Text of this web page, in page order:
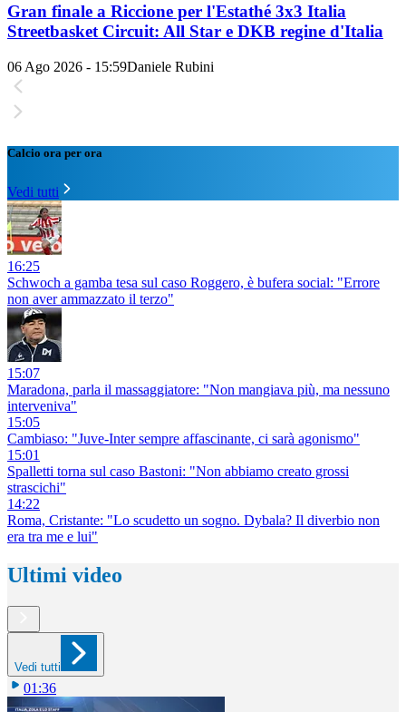
Gran finale a Riccione per l'Estathé 3x3 Italia
Streetbasket Circuit: All Star e DKB regine d'Italia
06 Ago 2026 - 15:59Daniele Rubini
Calcio ora per ora
Vedi tutti
16:25
Schwoch a gamba tesa sul caso Roggero, è bufera social: "Errore
non aver ammazzato il terzo"
15:07
Maradona, parla il massaggiatore: "Non mangiava più, ma nessuno
interveniva"
15:05
Cambiaso: "Juve-Inter sempre affascinante, ci sarà agonismo"
15:01
Spalletti torna sul caso Bastoni: "Non abbiamo creato grossi
strascichi"
14:22
Roma, Cristante: "Lo scudetto un sogno. Dybala? Il diverbio non
era tra me e lui"
Ultimi video
Vedi tutti
01:36